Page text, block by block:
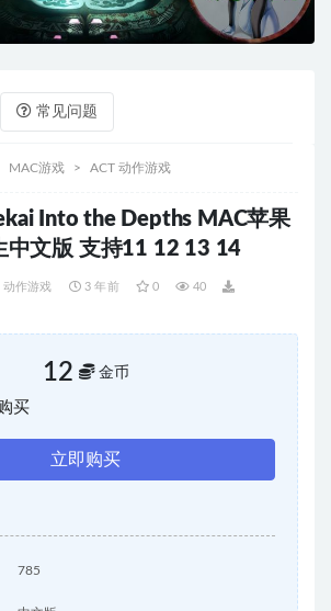
常见问题
MAC游戏 ACT 动作游戏
Into the Depths MAC苹果
中文版 支持11 12 13 14
动作游戏 3 年前 0 40
12 金币
买
立即购买
785